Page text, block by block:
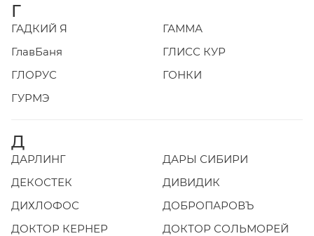
Г
ГАДКИЙ Я
ГАММА
ГлавБаня
ГЛИСС КУР
ГЛОРУС
ГОНКИ
ГУРМЭ
Д
ДАРЛИНГ
ДАРЫ СИБИРИ
ДЕКОСТЕК
ДИВИДИК
ДИХЛОФОС
ДОБРОПАРОВЪ
ДОКТОР КЕРНЕР
ДОКТОР СОЛЬМОРЕЙ